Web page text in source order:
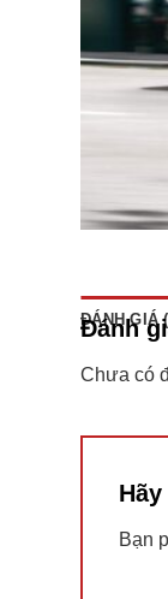
ĐÁNH GIÁ
Đánh
Chưa có
Bạn